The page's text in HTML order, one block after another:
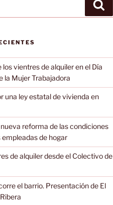
vientres de alquiler en el Día
la Mujer Trabajadora
una ley estatal de vivienda en
reforma de las condiciones
empleadas de hogar
de alquiler desde el Colectivo de
el barrio. Presentación de El